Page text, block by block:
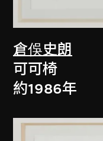
倉俁史朗
可可椅
約1986年